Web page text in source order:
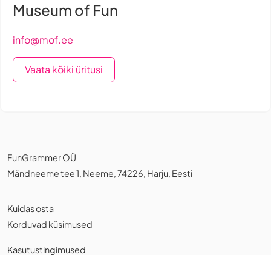
Museum of Fun
info@mof.ee
Vaata kõiki üritusi
FunGrammer OÜ
Mändneeme tee 1, Neeme, 74226, Harju, Eesti
Kuidas osta
Korduvad küsimused
Kasutustingimused